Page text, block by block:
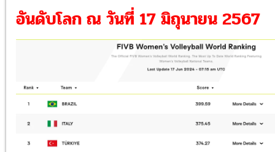
อันดับโลก ณ วันที่ 17 มิถุนายน 2567